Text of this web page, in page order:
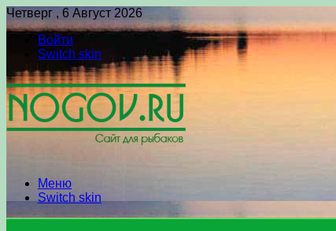
Четверг , 6 Август 2026
Войти
Switch skin
Меню
Switch skin